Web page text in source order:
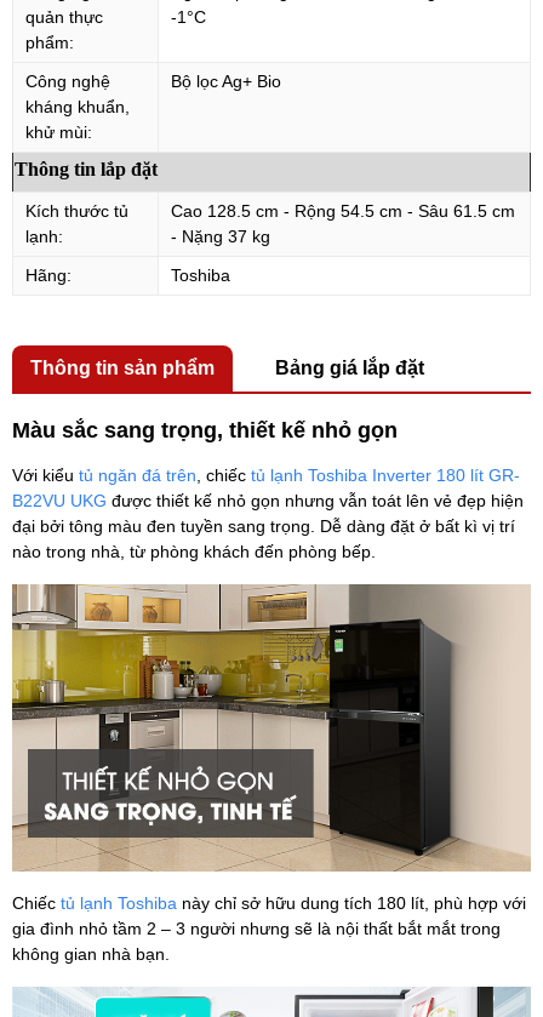
quản thực
phẩm:
-1°C
Công nghệ
kháng khuẩn,
khử mùi:
Bộ lọc Ag+ Bio
Thông tin lắp đặt
Kích thước tủ
lạnh:
Cao 128.5 cm - Rộng 54.5 cm - Sâu 61.5 cm
- Nặng 37 kg
Hãng:
Toshiba
Thông tin sản phẩm Bảng giá lắp đặt
Màu sắc sang trọng, thiết kế nhỏ gọn
Với kiểu tủ ngăn đá trên , chiếc tủ lạnh Toshiba Inverter 180 lít GR-
B22VU UKG được thiết kế nhỏ gọn nhưng vẫn toát lên vẻ đẹp hiện
đại bởi tông màu đen tuyền sang trọng. Dễ dàng đặt ở bất kì vị trí
nào trong nhà, từ phòng khách đến phòng bếp.
Chiếc tủ lạnh Toshiba này chỉ sở hữu dung tích 180 lít, phù hợp với
gia đình nhỏ tầm 2 – 3 người nhưng sẽ là nội thất bắt mắt trong
không gian nhà bạn.